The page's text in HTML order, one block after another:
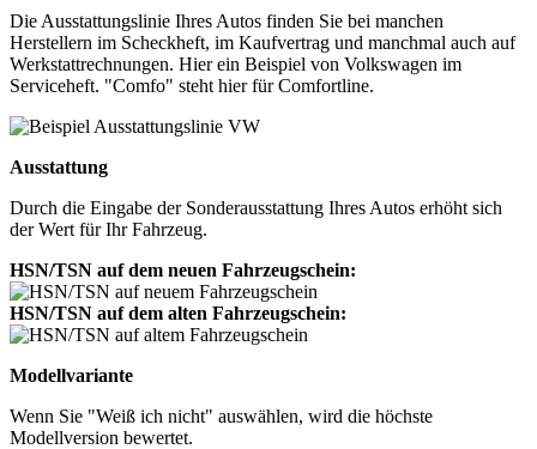
Die Ausstattungslinie Ihres Autos finden Sie bei manchen
Herstellern im Scheckheft, im Kaufvertrag und manchmal auch auf
Werkstattrechnungen. Hier ein Beispiel von Volkswagen im
Serviceheft. "Comfo" steht hier für Comfortline.
Ausstattung
Durch die Eingabe der Sonderausstattung Ihres Autos erhöht sich
der Wert für Ihr Fahrzeug.
HSN/TSN auf dem neuen Fahrzeugschein:
HSN/TSN auf dem alten Fahrzeugschein:
Modellvariante
Wenn Sie "Weiß ich nicht" auswählen, wird die höchste
Modellversion bewertet.